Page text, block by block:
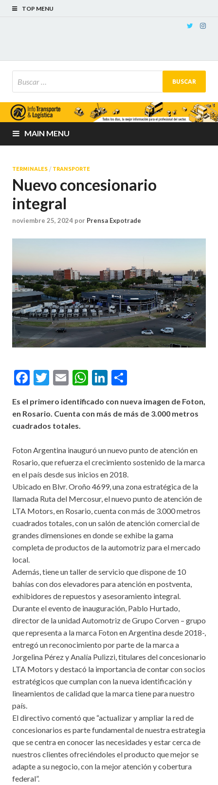
TOP MENU
MAIN MENU
TERMINALES / TRANSPORTE
Nuevo concesionario
integral
noviembre 25, 2024 por Prensa Expotrade
Facebook
Twitter
EmailWhatsApp
LinkedIn
Es el primero identificado con nueva imagen de Foton,
en Rosario. Cuenta con más de más de 3.000 metros
cuadrados totales.
Foton Argentina inauguró un nuevo punto de atención en
Rosario, que refuerza el crecimiento sostenido de la marca
en el país desde sus inicios en 2018.
Ubicado en Blvr. Oroño 4699, una zona estratégica de la
llamada Ruta del Mercosur, el nuevo punto de atención de
LTA Motors, en Rosario, cuenta con más de 3.000 metros
cuadrados totales, con un salón de atención comercial de
grandes dimensiones en donde se exhibe la gama
completa de productos de la automotriz para el mercado
local.
Además, tiene un taller de servicio que dispone de 10
bahías con dos elevadores para atención en postventa,
exhibidores de repuestos y asesoramiento integral.
Durante el evento de inauguración, Pablo Hurtado,
director de la unidad Automotriz de Grupo Corven – grupo
que representa a la marca Foton en Argentina desde 2018-,
entregó un reconocimiento por parte de la marca a
Jorgelina Pérez y Analía Pulizzi, titulares del concesionario
LTA Motors y destacó la importancia de contar con socios
estratégicos que cumplan con la nueva identificación y
lineamientos de calidad que la marca tiene para nuestro
país.
El directivo comentó que “actualizar y ampliar la red de
concesionarios es parte fundamental de nuestra estrategia
que se centra en conocer las necesidades y estar cerca de
nuestros clientes ofreciéndoles el producto que mejor se
adapte a su negocio, con la mejor atención y cobertura
federal”.